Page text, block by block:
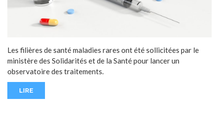
Les filières de santé maladies rares ont été sollicitées par le
ministère des Solidarités et de la Santé pour lancer un
observatoire des traitements.
LIRE